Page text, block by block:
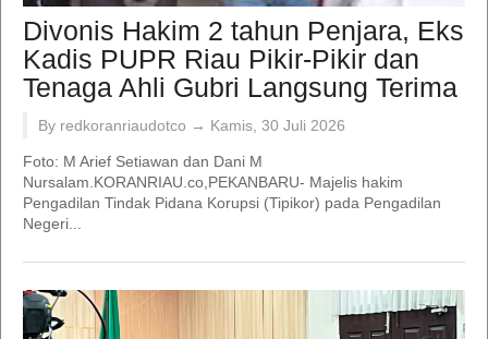
Divonis Hakim 2 tahun Penjara, Eks
Kadis PUPR Riau Pikir-Pikir dan
Tenaga Ahli Gubri Langsung Terima
By redkoranriaudotco → Kamis, 30 Juli 2026
Foto: M Arief Setiawan dan Dani M
Nursalam.KORANRIAU.co,PEKANBARU- Majelis hakim
Pengadilan Tindak Pidana Korupsi (Tipikor) pada Pengadilan
Negeri...